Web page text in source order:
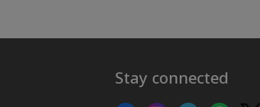
Stay connected